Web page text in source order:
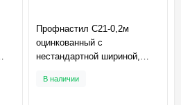
Профнастил C21-0,2м
оцинкованный с
нестандартной шириной,
В наличии